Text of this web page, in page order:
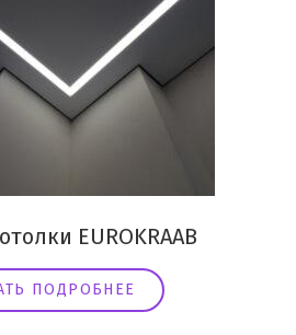
EUROKRAAB
ПОДРОБНЕЕ